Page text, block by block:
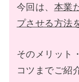
今回は、 本業
プさせる方法
そのメリット
コツまでご紹